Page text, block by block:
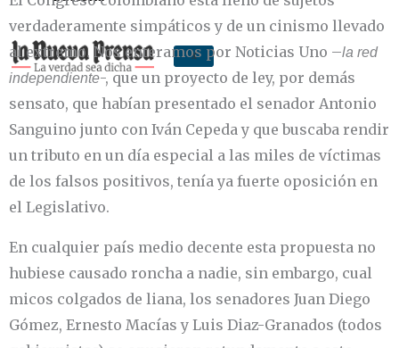
X
verdaderamente simpáticos y de un cinismo llevado
al extremo. Nos enteramos por Noticias Uno –la red
independiente-, que un proyecto de ley, por demás
sensato, que habían presentado el senador Antonio
Sanguino junto con Iván Cepeda y que buscaba rendir
un tributo en un día especial a las miles de víctimas
de los falsos positivos, tenía ya fuerte oposición en
el Legislativo.
En cualquier país medio decente esta propuesta no
hubiese causado roncha a nadie, sin embargo, cual
micos colgados de liana, los senadores Juan Diego
Gómez, Ernesto Macías y Luis Diaz-Granados (todos